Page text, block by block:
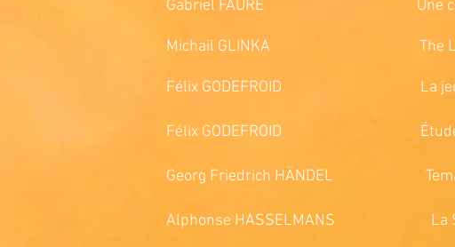
Gabriel FAURÉ Une
Michail GLINKA The
Félix GODEFROID La jeune
Félix GODEFROID Étude de
Georg Friedrich HÄNDEL Tema
Alphonse HASSELMANS La